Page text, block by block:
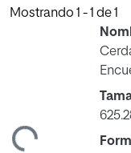
Mostrando 1 - 1 de 1